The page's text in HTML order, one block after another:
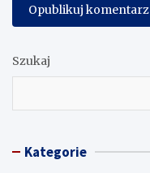
Szukaj
Kategorie